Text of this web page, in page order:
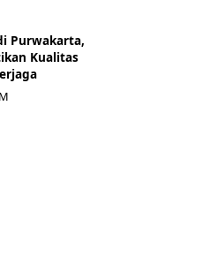
Purwakarta,
Kualitas